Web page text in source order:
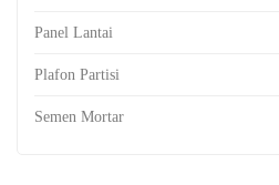
Panel Lantai
Plafon Partisi
Semen Mortar